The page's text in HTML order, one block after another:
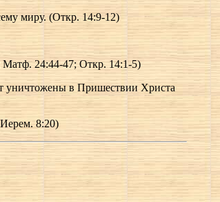
миру. (Откр. 14:9-12)
24:44-47; Откр. 14:1-5)
уничтожены в Пришествии Христа
Иерем. 8:20)